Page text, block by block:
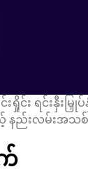
င်း ရင်းနှီးမြှု
ည်းလမ်းအသစ်
က်